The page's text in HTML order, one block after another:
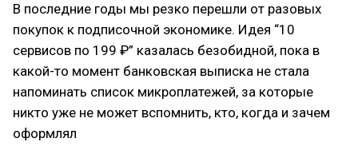
В последние годы мы резко перешли от разовых
покупок к подписочной экономике. Идея “10
сервисов по 199 ₽” казалась безобидной, пока в
какой-то момент банковская выписка не стала
напоминать список микроплатежей, за которые
никто уже не может вспомнить, кто, когда и зачем
оформлял